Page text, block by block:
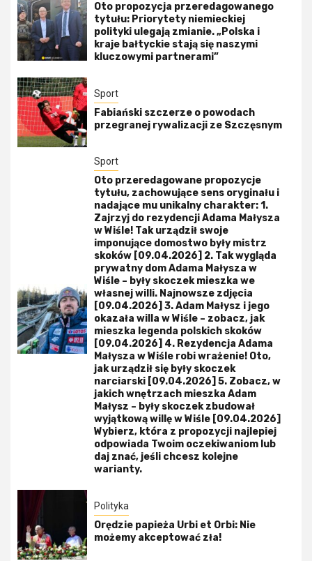
Oto propozycja przeredagowanego
tytułu: Priorytety niemieckiej
polityki ulegają zmianie. „Polska i
kraje bałtyckie stają się naszymi
kluczowymi partnerami”
Sport
Fabiański szczerze o powodach
przegranej rywalizacji ze Szczęsnym
Sport
Oto przeredagowane propozycje
tytułu, zachowujące sens oryginału i
nadające mu unikalny charakter: 1.
Zajrzyj do rezydencji Adama Małysza
w Wiśle! Tak urządził swoje
imponujące domostwo były mistrz
skoków [09.04.2026] 2. Tak wygląda
prywatny dom Adama Małysza w
Wiśle – były skoczek mieszka we
własnej willi. Najnowsze zdjęcia
[09.04.2026] 3. Adam Małysz i jego
okazała willa w Wiśle – zobacz, jak
mieszka legenda polskich skoków
[09.04.2026] 4. Rezydencja Adama
Małysza w Wiśle robi wrażenie! Oto,
jak urządził się były skoczek
narciarski [09.04.2026] 5. Zobacz, w
jakich wnętrzach mieszka Adam
Małysz – były skoczek zbudował
wyjątkową willę w Wiśle [09.04.2026]
Wybierz, która z propozycji najlepiej
odpowiada Twoim oczekiwaniom lub
daj znać, jeśli chcesz kolejne
warianty.
Polityka
Orędzie papieża Urbi et Orbi: Nie
możemy akceptować zła!